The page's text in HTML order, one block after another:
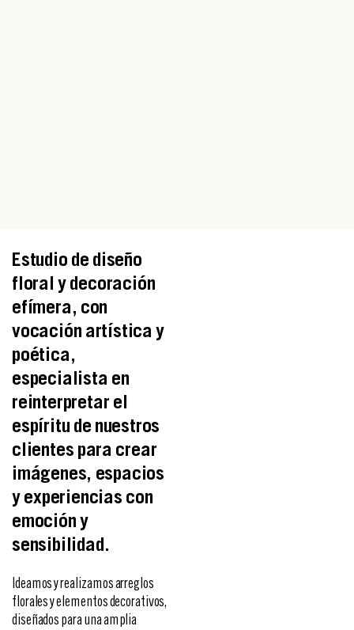
Estudio de diseño
floral y decoración
efímera, con
vocación artística y
poética,
especialista en
reinterpretar el
espíritu de nuestros
clientes para crear
imágenes, espacios
y experiencias con
emoción y
sensibilidad.
Ideamos y realizamos arreglos
florales y elementos decorativos,
diseñados para una amplia